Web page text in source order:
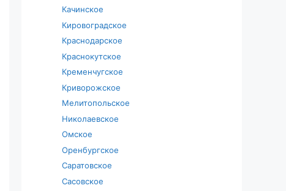
Качинское
Кировоградское
Краснодарское
Краснокутское
Кременчугское
Криворожское
Мелитопольское
Николаевское
Омское
Оренбургское
Саратовское
Сасовское